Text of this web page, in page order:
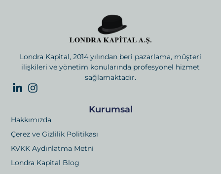
Londra Kapital, 2014 yılından beri pazarlama, müşteri
ilişkileri ve yönetim konularında profesyonel hizmet
sağlamaktadır.
Kurumsal
Hakkımızda
Çerez ve Gizlilik Politikası
KVKK Aydınlatma Metni
Londra Kapital Blog